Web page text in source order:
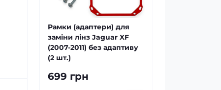
Рамки (адаптери) для
заміни лінз Jaguar XF
(2007-2011) без адаптиву
(2 шт.)
699 грн